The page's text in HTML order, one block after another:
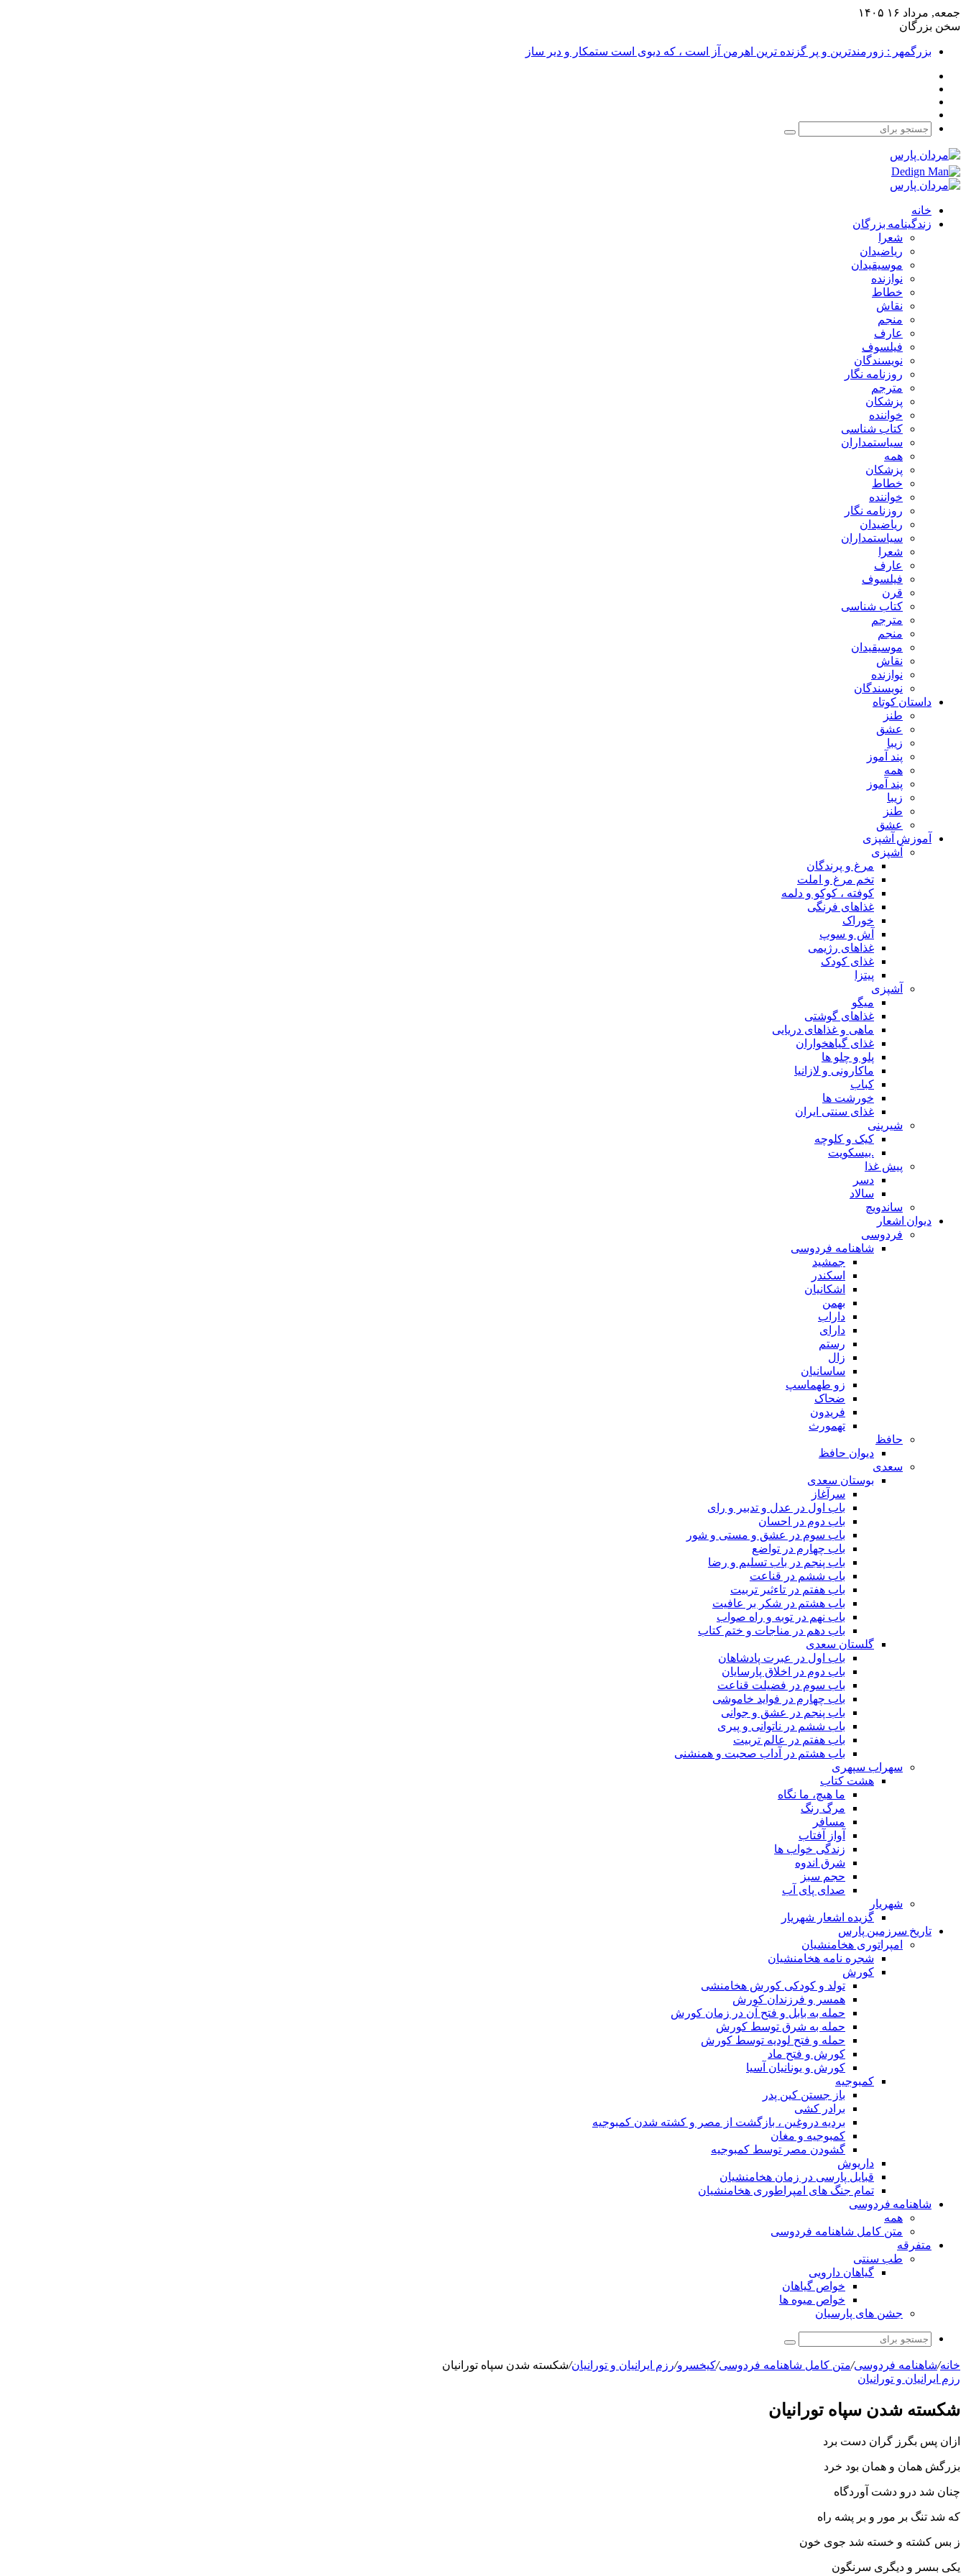
جمعه, مرداد ۱۶ ۱۴۰۵
سخن بزرگان
بزرگمهر : زورمندترین و پر گزنده ترین اهرمن آز است ، که دیوی است ستمکار و دیر ساز
جستجو
خانه
زندگینامه بزرگان
شعرا
ریاضیدان
موسیقیدان
نوازنده
خطاط
نقاش
منجم
عارف
فیلسوف
نویسندگان
روزنامه نگار
مترجم
پزشکان
خواننده
کتاب شناسی
سیاستمداران
همه
پزشکان
خطاط
خواننده
روزنامه نگار
ریاضیدان
سیاستمداران
شعرا
عارف
فیلسوف
قرن
کتاب شناسی
مترجم
منجم
موسیقیدان
نقاش
نوازنده
نویسندگان
داستان کوتاه
طنز
عشق
زیبا
پند آموز
همه
پند آموز
زیبا
طنز
عشق
آموزش آشپزی
آشپزی
مرغ و پرندگان
تخم مرغ و املت
کوفته ، کوکو و دلمه
غذاهای فرنگی
خوراک
آش و سوپ
غذاهای رژیمی
غذای کودک
پیتزا
آشپزی
میگو
غذاهای گوشتی
ماهی و غذاهای دریایی
غذای گیاهخواران
پلو و چلو ها
ماکارونی و لازانیا
کباب
خورشت ها
غذای سنتی ایران
شیرینی
کیک و کلوچه
.بیسکویت
پیش غذا
دسر
سالاد
ساندویچ
دیوان اشعار
فردوسی
شاهنامه فردوسی
جمشید
اسکندر
اشکانیان
بهمن
داراب
دارای
رستم
زال
ساسانیان
زو طهماسپ‏
ضحاک
فریدون
تهمورث
حافظ
دیوان حافظ
سعدی
بوستان سعدی
سرآغاز
باب اول در عدل و تدبیر و رای
باب دوم در احسان
باب سوم در عشق و مستی و شور
باب چهارم در تواضع
باب پنجم در باب تسلیم و رضا
باب ششم در قناعت
باب هفتم در تاءثیر تربیت
باب هشتم در شکر بر عافیت
باب نهم در توبه و راه صواب
باب دهم در مناجات و ختم کتاب
گلستان سعدی
باب اول در عبرت پادشاهان
باب دوم در اخلاق پارسایان
باب سوم در فضیلت قناعت
باب چهارم در فواید خاموشى
باب پنجم در عشق و جوانى
باب ششم در ناتوانى و پیرى
باب هفتم در عالم تربیت
باب هشتم در آداب صحبت و همنشنى
سهراب سپهری
هشت کتاب
ما هیچ، ما نگاه
مرگ رنگ
مسافر
آواز آفتاب
زندگی خواب ها
شرق اندوه
حجم سبز
صدای پای آب
شهریار
گزیده اشعار شهریار
تاریخ سرزمین پارس
امپراتوری هخامنشیان
شجره نامه هخامنشیان
کورش
تولد و کودکی کورش هخامنشی
همسر و فرزندان کورش
حمله به بابل و فتح آن در زمان کورش
حمله به شرق توسط کورش
حمله و فتح لودیه توسط کورش
کورش و فتح ماد
کورش و یونانیان آسیا
کمبوجیه
باز جستن کین پدر
برادر کشی
بردیه دروغین ، بازگشت از مصر و کشته شدن کمبوجیه
کمبوجیه و مغان
گشودن مصر توسط کمبوجیه
داریوش
قبایل پارسی در زمان هخامنشیان
تمام جنگ های امپراطوری هخامنشیان
شاهنامه فردوسی
همه
متن کامل شاهنامه فردوسی
متفرقه
طب سنتی
گیاهان دارویی
خواص گیاهان
خواص میوه ها
جشن های پارسیان
جستجو
برای
خانه/شاهنامه فردوسی/متن کامل شاهنامه فردوسی/کیخسرو/رزم ايرانيان و تورانيان/شکسته شدن سپاه تورانیان
رزم ايرانيان و تورانيان
شکسته شدن سپاه تورانیان
ازان پس بگرز گران دست برد
بزرگش همان و همان بود خرد
چنان شد درو دشت آوردگاه
که شد تنگ بر مور و بر پشه راه‏
ز بس کشته و خسته شد جوى خون
یکى بى‏سر و دیگرى سرنگون‏